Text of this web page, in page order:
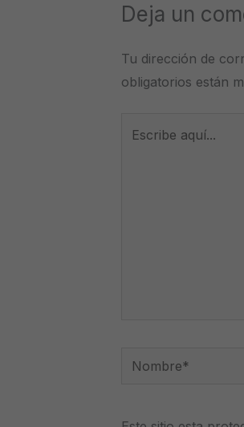
Deja un
Tu dirección de
obligatorios están
Nombre*